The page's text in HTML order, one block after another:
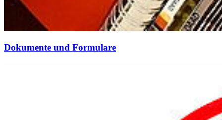
Do­ku­men­te und For­mu­la­re